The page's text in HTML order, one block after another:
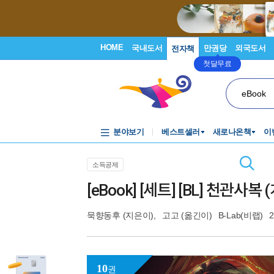
HOME 국내도서 전자책 만권당
첫달무료
외국도서
eBook
분야보기 베스트셀러 새로나온책 이
소득공제
[eBook] [세트] [BL] 천관사복
묵향동후 (지은이), 고고 (옮긴이) B-Lab(비랩)
10권